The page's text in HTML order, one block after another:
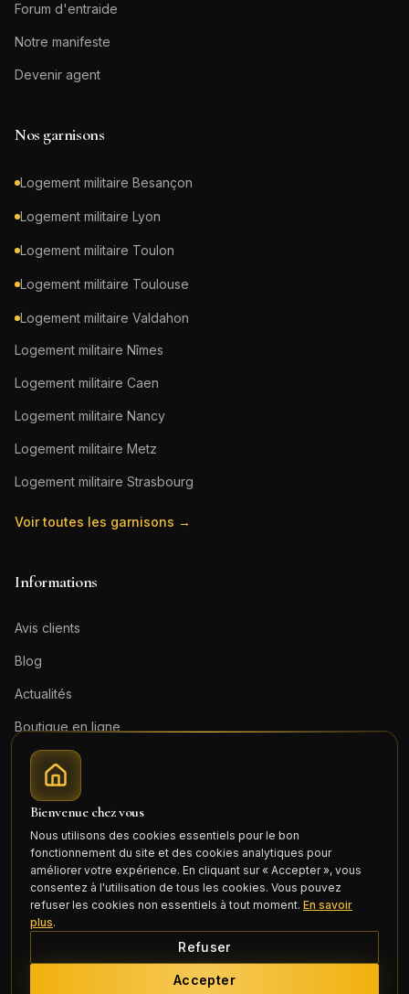
Forum d'entraide
Notre manifeste
Devenir agent
Nos garnisons
Logement militaire Besançon
Logement militaire Lyon
Logement militaire Toulon
Logement militaire Toulouse
Logement militaire Valdahon
Logement militaire Nîmes
Logement militaire Caen
Logement militaire Nancy
Logement militaire Metz
Logement militaire Strasbourg
Voir toutes les garnisons →
Informations
Avis clients
Blog
Actualités
Boutique en ligne
Contact
Mentions légales
Connexion
Bienvenue chez vous
Nous utilisons des cookies essentiels pour le bon
fonctionnement du site et des cookies analytiques pour
améliorer votre expérience. En cliquant sur « Accepter », vous
consentez à l'utilisation de tous les cookies. Vous pouvez
refuser les cookies non essentiels à tout moment. En savoir
plus.
Refuser
Accepter